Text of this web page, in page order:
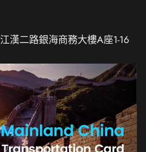
漢二路銀海商務大樓A座1-16
Italian
Spanish